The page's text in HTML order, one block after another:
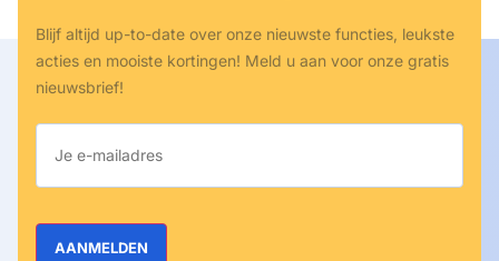
Blijf altijd up-to-date over onze nieuwste functies, leukste
acties en mooiste kortingen! Meld u aan voor onze gratis
nieuwsbrief!